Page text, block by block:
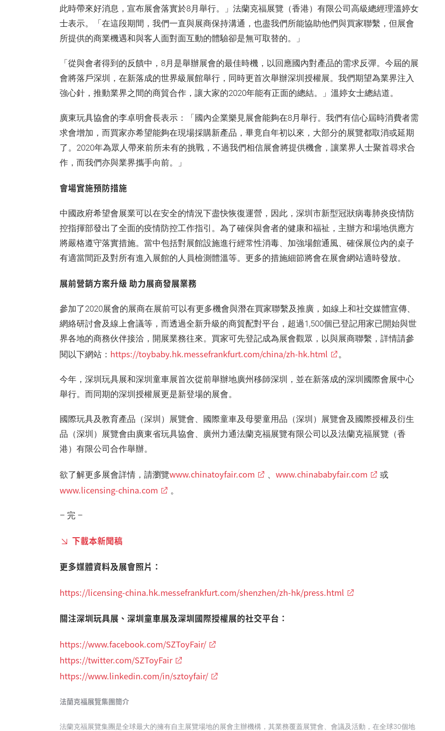
此時帶來好消息，宣布展會落實於8月舉行。」法蘭克福展覽（香港）有限公司高級總經理溫婷女
士表示。「在這段期間，我們一直與展商保持溝通，也盡我們所能協助他們與買家聯繫，但展會
所提供的商業機遇和與客人面對面互動的體驗卻是無可取替的。」
「從與會者得到的反饋中，8月是舉辦展會的最佳時機，以回應國內對產品的需求反彈。今屆的展
會將落戶深圳，在新落成的世界級展館舉行，同時更首次舉辦深圳授權展。我們期望為業界注入
強心針，推動業界之間的商貿合作，讓大家的2020年能有正面的總結。」溫婷女士總結道。
廣東玩具協會的李卓明會長表示：「國內企業樂見展會能夠在8月舉行。我們有信心屆時消費者需
求會增加，而買家亦希望能夠在現場採購新產品，畢竟自年初以來，大部分的展覽都取消或延期
了。2020年為眾人帶來前所未有的挑戰，不過我們相信展會將提供機會，讓業界人士聚首尋求合
作，而我們亦與業界攜手向前。」
會場實施預防措施
中國政府希望會展業可以在安全的情況下盡快恢復運營，因此，深圳市新型冠狀病毒肺炎疫情防
控指揮部發出了全面的疫情防控工作指引。為了確保與會者的健康和福祉，主辦方和場地供應方
將嚴格遵守落實措施。當中包括對展館設施進行經常性消毒、加強場館通風、確保展位內的桌子
有適當間距及對所有進入展館的人員檢測體溫等。更多的措施細節將會在展會網站適時發放。
展前營銷方案升級 助力展商發展業務
參加了2020展會的展商在展前可以有更多機會與潛在買家聯繫及推廣，如線上和社交媒體宣傳、
網絡研討會及線上會議等，而透過全新升級的商貿配對平台，超過1,500個已登記用家已開始與世
界各地的商務伙伴接洽，開展業務往來。買家可先登記成為展會觀眾，以與展商聯繫，詳情請參
閱以下網站： https://toybaby.hk.messefrankfurt.com/china/zh-hk.html 。
今年，深圳玩具展和深圳童車展首次從前舉辦地廣州移師深圳，並在新落成的深圳國際會展中心
舉行。而同期的深圳授權展更是新登場的展會。
國際玩具及教育產品（深圳）展覽會、國際童車及母嬰童用品（深圳）展覽會及國際授權及衍生
品（深圳）展覽會由廣東省玩具協會、廣州力通法蘭克福展覽有限公司以及法蘭克福展覽（香
港）有限公司合作舉辦。
欲了解更多展會詳情，請瀏覽www.chinatoyfair.com 、 www.chinababyfair.com 或
www.licensing-china.com 。
– 完 –
下載本新聞稿
更多媒體資料及展會照片：
https://licensing-china.hk.messefrankfurt.com/shenzhen/zh-hk/press.html
關注深圳玩具展、深圳童車展及深圳國際授權展的社交平台：
https://www.facebook.com/SZToyFair/
https://twitter.com/SZToyFair
https://www.linkedin.com/in/sztoyfair/
法蘭克福展覽集團簡介
法蘭克福展覽集團是全球最大的擁有自主展覽場地的展會主辦機構，其業務覆蓋展覽會、會議及活動，在全球30個地